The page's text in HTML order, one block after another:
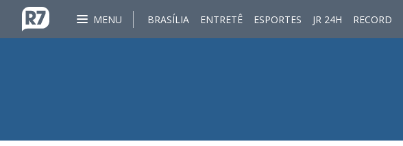
MENU BRASÍLIA ENTRETÊ ESPORTES JR 24H RECORD